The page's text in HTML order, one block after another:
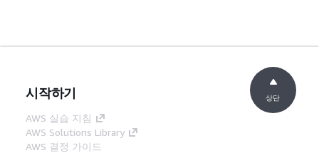
시작하기
AWS 실습 지침
AWS Solutions Library
AWS 결정 가이드
상단